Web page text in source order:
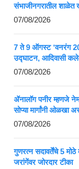
संभाजीनगरातील
07/08/2026
7 ते 9 ऑगस्ट ‘वनरंग
उद्घाटन, आदिवासी
07/08/2026
ॲनालॉग पनीर म्हणजे
सोप्या मार्गांनी ओळखा
07/08/2026
गुणरत्न सदावर्तेंचे 5 मोठे
जरांगेंवर जोरदार टीका